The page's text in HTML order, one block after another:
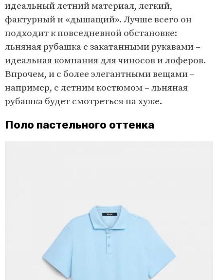
идеальный летний материал, легкий,
фактурный и «дышащий». Лучше всего он
подходит к повседневной обстановке:
льняная рубашка с закатанными рукавами –
идеальная компания для чиносов и лоферов.
Впрочем, и с более элегантными вещами –
например, с летним костюмом – льняная
рубашка будет смотреться на хуже.
Поло пастельного оттенка